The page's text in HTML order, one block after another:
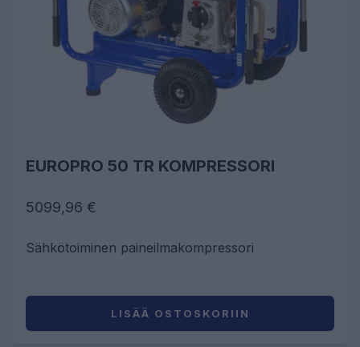
EUROPRO 50 TR KOMPRESSORI
5099,96 €
Sähkötoiminen paineilmakompressori
LISÄÄ OSTOSKORIIN